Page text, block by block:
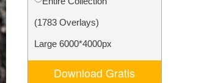
Editing Services
(1783 Overlays)
Large 6000*4000px
Download Gratis